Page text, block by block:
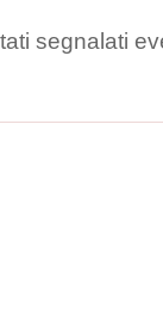
segnalati